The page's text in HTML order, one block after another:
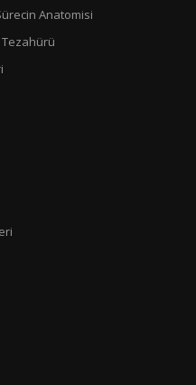
Anatomisi
Tezahürü